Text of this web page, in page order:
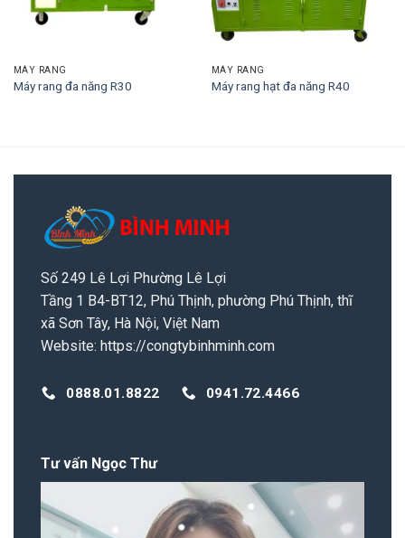
MÁY RANG
Máy rang đa năng R30
MÁY RANG
Máy rang hạt đa năng R40
Số 249 Lê Lợi Phường Lê Lợi
Tầng 1 B4-BT12, Phú Thịnh, phường Phú Thịnh, thĩ
xã Sơn Tây, Hà Nội, Việt Nam
Website: https://congtybinhminh.com
0888.01.8822 0941.72.4466
Tư vấn Ngọc Thư